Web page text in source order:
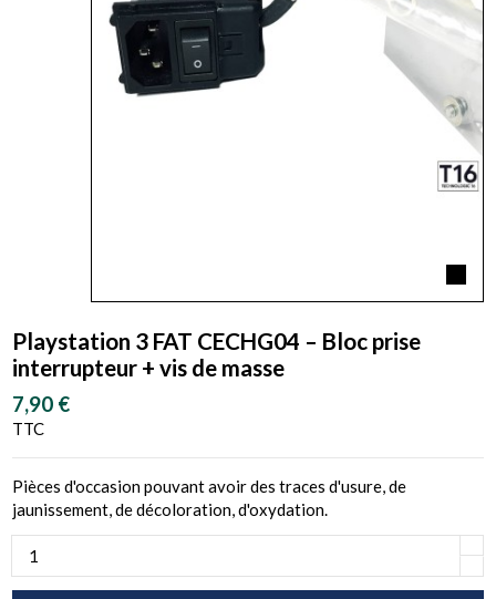
Playstation 3 FAT CECHG04 – Bloc prise
interrupteur + vis de masse
7,90 €
TTC
Pièces d'occasion pouvant avoir des traces d'usure, de
jaunissement, de décoloration, d'oxydation.